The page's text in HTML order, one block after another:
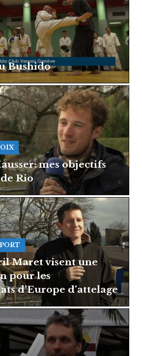
Bushido
mes objectifs
Rio
Maret visent une
pour les
d’Europe d’attelage